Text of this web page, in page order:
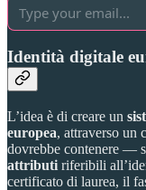
Identità digitale
L’idea è di creare un
europea, attraverso un
dovrebbe contenere —
attributi riferibili
certificato di laurea, il